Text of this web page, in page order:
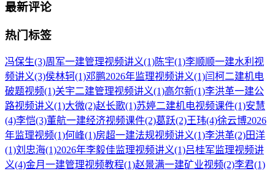
最新评论
热门标签
冯保生(3)周军一建管理视频讲义(1)陈宇(1)李顺顺一建水利视
频讲义(3)侯林轲 (1)邓鹏2026年监理视频讲义(1)闫柯二建机电
破题视频(1)关宇二建管理视频讲义(1)高尔新(1)李洪革一建公
路视频讲义(1)大微(2)赵长歌(1)苏婷二建机电视频课件(1)安慧
(4)李恺(3)董航一建经济视频课件(2)葛跃(2)王玮(4)徐云博2026
年监理视频(1)何峰(1)房超一建法规视频讲义(1)李洪革(2)田洋
(1)刘忠海(1)2026年李毅佳监理视频讲义(1)吕桂军监理视频讲
义(4)金月一建管理视频教程(1)赵景满一建矿业视频(2)李君(1)